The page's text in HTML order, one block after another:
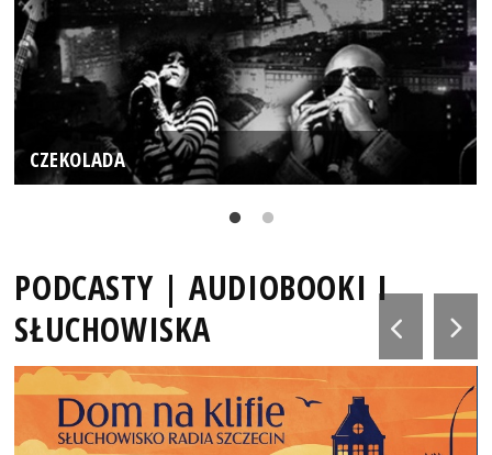
CZEKOLADA
PODCASTY | AUDIOBOOKI I
SŁUCHOWISKA